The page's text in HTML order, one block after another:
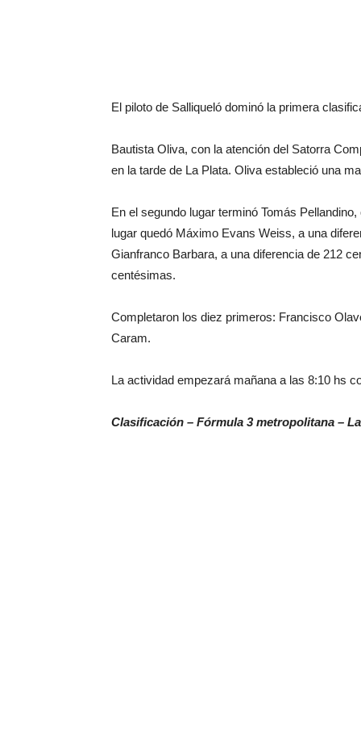
El piloto de Salliqueló dominó la primera
Bautista Oliva, con la atención del Satorra
en la tarde de La Plata. Oliva estableció una
En el segundo lugar terminó Tomás
lugar quedó Máximo Evans Weiss, a una
Gianfranco Barbara, a una diferencia de 212
centésimas.
Completaron los diez primeros: Francisco
Caram.
La actividad empezará mañana a las 8:10 hs
Clasificación – Fórmula 3 metropolitana –